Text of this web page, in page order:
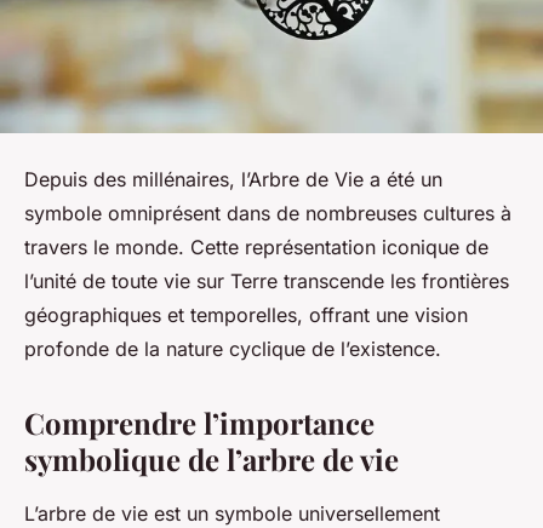
Depuis des millénaires, l’Arbre de Vie a été un
symbole omniprésent dans de nombreuses cultures à
travers le monde. Cette représentation iconique de
l’unité de toute vie sur Terre transcende les frontières
géographiques et temporelles, offrant une vision
profonde de la nature cyclique de l’existence.
Comprendre l’importance
symbolique de l’arbre de vie
L’arbre de vie est un symbole universellement